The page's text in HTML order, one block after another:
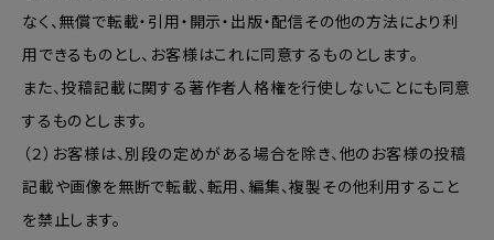
なく、無償で転載・引用・開示・出版・配信その他の方法により利
用できるものとし、お客様はこれに同意するものとします。
また、投稿記載に関する著作者人格権を行使しないことにも同意
するものとします。
（２）お客様は、別段の定めがある場合を除き、他のお客様の投稿
記載や画像を無断で転載、転用、編集、複製その他利用すること
を禁止します。